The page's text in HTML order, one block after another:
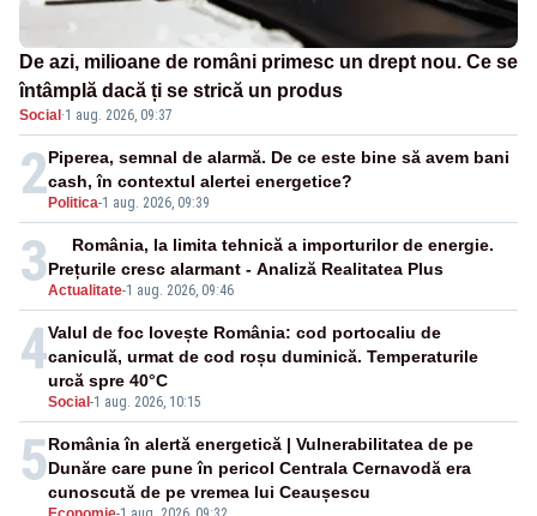
De azi, milioane de români primesc un drept nou. Ce se
întâmplă dacă ți se strică un produs
Social ·1 aug. 2026, 09:37
2 Politica-1 aug. 2026, 09:39
Piperea, semnal de alarmă. De ce este bine să avem bani
cash, în contextul alertei energetice?
3Actualitate-1 aug. 2026, 09:46
România, la limita tehnică a importurilor de energie.
Prețurile cresc alarmant - Analiză Realitatea Plus
4
Social -1 aug. 2026, 10:15
Valul de foc lovește România: cod portocaliu de
caniculă, urmat de cod roșu duminică. Temperaturile
urcă spre 40°C
5România în alertă energetică | Vulnerabilitatea de pe
Dunăre care pune în pericol Centrala Cernavodă era
cunoscută de pe vremea lui Ceaușescu